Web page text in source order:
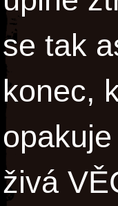
se tak
konec,
živá